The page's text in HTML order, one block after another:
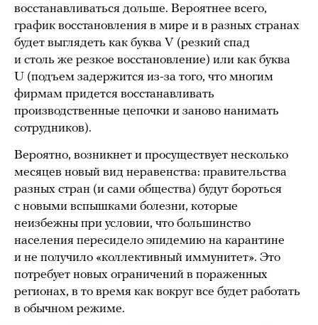
восстанавливаться дольше. Вероятнее всего,
график восстановления в мире и в разных странах
будет выглядеть как буква V (резкий спад
и столь же резкое восстановление) или как буква
U (подъем задержится из-за того, что многим
фирмам придется восстанавливать
производственные цепочки и заново нанимать
сотрудников).
Вероятно, возникнет и просуществует несколько
месяцев новый вид неравенства: правительства
разных стран (и сами общества) будут бороться
с новыми вспышками болезни, которые
неизбежны при условии, что большинство
населения пересидело эпидемию на карантине
и не получило «коллективный иммунитет». Это
потребует новых ограничений в пораженных
регионах, в то время как вокруг все будет работать
в обычном режиме.